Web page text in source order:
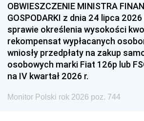
OBWIESZCZENIE MINISTRA
GOSPODARKI z dnia 24 lipca 2026
sprawie określenia wysokości
rekompensat wypłacanych
wniosły przedpłaty na zakup
osobowych marki Fiat 126p lub
na IV kwartał 2026 r.
Monitor Polski rok 2026 poz. 744